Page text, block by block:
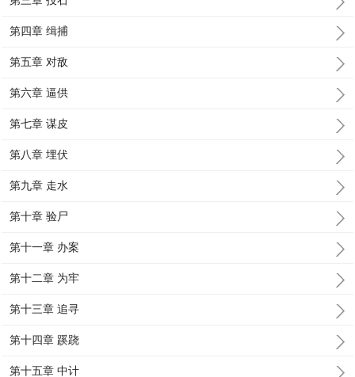
第四章 缉捕
第五章 对敌
第六章 逼供
第七章 谋皮
第八章 埋伏
第九章 走水
第十章 验尸
第十一章 办案
第十二章 为牢
第十三章 追寻
第十四章 蹊跷
第十五章 中计